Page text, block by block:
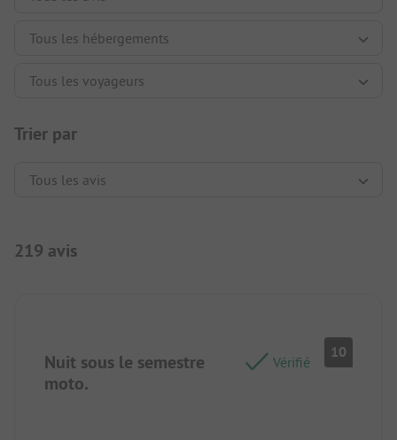
Trier par
219 avis
Nuit sous le semestre
moto.
Vérifié
10